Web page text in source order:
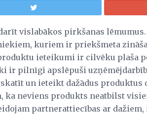
vislabākos pirkšanas lēmumus.
kuriem ir priekšmeta
ieteikumi ir cilvēku plaša
ir pilnīgi apslēpuši
un ieteikt dažādus produktus
ka neviens produkts neatbilst
partnerattiecības ar dažiem,